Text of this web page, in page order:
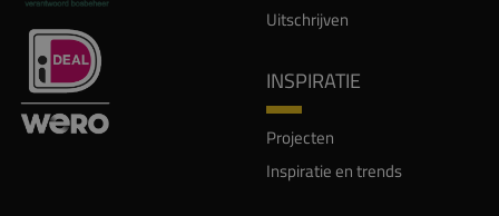
Uitschrijven
INSPIRATIE
Projecten
Inspiratie en trends